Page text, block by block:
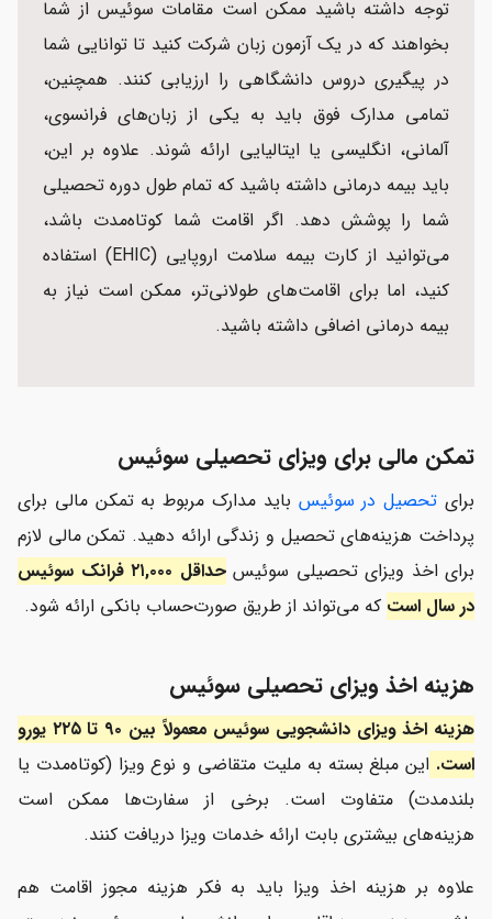
توجه داشته باشید ممکن است مقامات سوئیس از شما
بخواهند که در یک آزمون زبان شرکت کنید تا توانایی شما
در پیگیری دروس دانشگاهی را ارزیابی کنند. همچنین،
تمامی مدارک فوق باید به یکی از زبان‌های فرانسوی،
آلمانی، انگلیسی یا ایتالیایی ارائه شوند. علاوه بر این،
باید بیمه درمانی داشته باشید که تمام طول دوره تحصیلی
شما را پوشش دهد. اگر اقامت شما کوتاه‌مدت باشد،
می‌توانید از کارت بیمه سلامت اروپایی (EHIC) استفاده
کنید، اما برای اقامت‌های طولانی‌تر، ممکن است نیاز به
بیمه درمانی اضافی داشته باشید.
تمکن مالی برای ویزای تحصیلی سوئیس
برای تحصیل در سوئیس باید مدارک مربوط به تمکن مالی برای
پرداخت هزینه‌های تحصیل و زندگی ارائه دهید. تمکن مالی لازم
برای اخذ ویزای تحصیلی سوئیسحداقل
۲۱,۰۰۰ فرانک سوئیس
در سال است که می‌تواند از طریق صورت‌حساب بانکی ارائه شود.
هزینه اخذ ویزای تحصیلی سوئیس
هزینه اخذ ویزای دانشجویی سوئیس معم
ولاً بین ۹۰ تا ۲۲۵ یورو
است. این مبلغ بسته به ملیت متقاضی و نوع ویزا (کوتاه‌مدت یا
بلندمدت) متفاوت است. برخی از سفارت‌ها ممکن است
هزینه‌های بیشتری بابت ارائه خدمات ویزا دریافت کنند.
علاوه بر هزینه اخذ ویزا باید به فکر هزینه مجوز اقامت هم